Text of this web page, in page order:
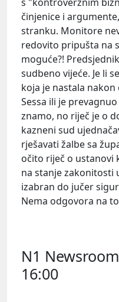
činjenice i
stranku. Monitore
redovito pripušta na
moguće?!
sudbeno vijeće. Je li
koja je nastala nakon
Sessa ili je
znamo, no riječ je o
kazneni sud
rješavati žalbe sa
očito riječ o ustanovi
na stanje zakonitosti
izabran do jučer
Nema odgovora na
N1
16:00